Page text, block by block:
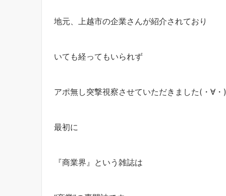
地元、上越市の企業さんが紹介されており
いても経ってもいられず
アポ無し突撃視察させていただきました(・∀・)
最初に
『商業界』という雑誌は